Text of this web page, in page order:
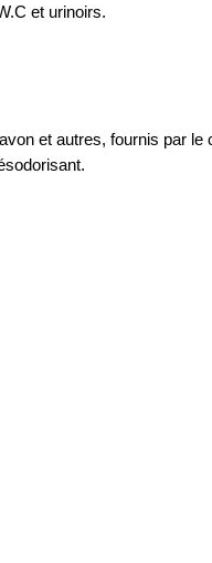
et urinoirs.
et autres, fournis par le